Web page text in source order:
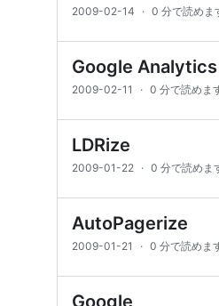
2009-02-14 · 0 分で読めま
Google Analytics
2009-02-11 · 0 分で読めま
LDRize
2009-01-22 · 0 分で読めま
AutoPagerize
2009-01-21 · 0 分で読めま
Google